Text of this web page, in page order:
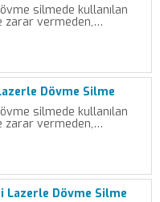
silmede kullanılan
zarar vermeden,…
Dövme Silme
silmede kullanılan
zarar vermeden,…
Lazerle Dövme Silme